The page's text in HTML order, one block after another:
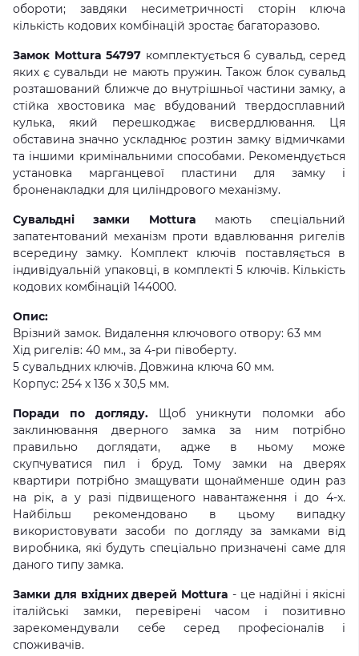
обороти; завдяки несиметричності сторін ключа
кількість кодових комбінацій зростає багаторазово.
Замок Mottura 54797 комплектується 6 сувальд, серед
яких є сувальди не мають пружин. Також блок сувальд
розташований ближче до внутрішньої частини замку, а
стійка хвостовика має вбудований твердосплавний
кулька, який перешкоджає висвердлювання. Ця
обставина значно ускладнює розтин замку відмичками
та іншими кримінальними способами. Рекомендується
установка марганцевої пластини для замку і
броненакладки для циліндрового механізму.
Сувальдні замки Mottura мають спеціальний
запатентований механізм проти вдавлювання ригелів
всередину замку. Комплект ключів поставляється в
індивідуальній упаковці, в комплекті 5 ключів. Кількість
кодових комбінацій 144000.
Опис:
Врізний замок. Видалення ключового отвору: 63 мм
Хід ригелів: 40 мм., за 4-ри півоберту.
5 сувальдних ключів. Довжина ключа 60 мм.
Корпус: 254 х 136 х 30,5 мм.
Поради по догляду. Щоб уникнути поломки або
заклинювання дверного замка за ним потрібно
правильно доглядати, адже в ньому може
скупчуватися пил і бруд. Тому замки на дверях
квартири потрібно змащувати щонайменше один раз
на рік, а у разі підвищеного навантаження і до 4-х.
Найбільш рекомендовано в цьому випадку
використовувати засоби по догляду за замками від
виробника, які будуть спеціально призначені саме для
даного типу замка.
Замки для вхідних дверей Mottura - це надійні і якісні
італійські замки, перевірені часом і позитивно
зарекомендували себе серед професіоналів і
споживачів.